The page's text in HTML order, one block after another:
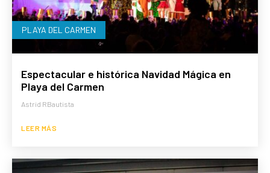
PLAYA DEL CARMEN
Espectacular e histórica Navidad Mágica en
Playa del Carmen
Astrid RBautista
LEER MÁS